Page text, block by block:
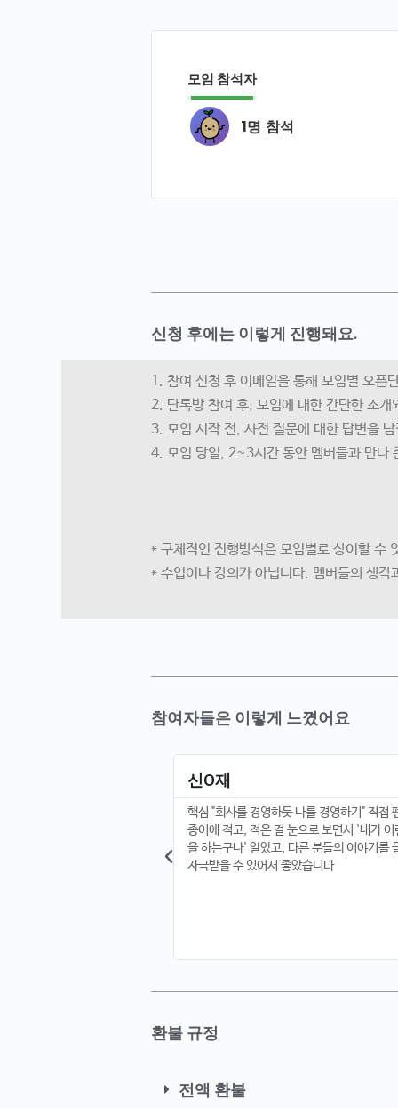
모임 참석자
1명 참석
신청 후에는 이렇게 진행돼요.
1. 참여 신청 후 이메일을 통해 모임별 오픈
2. 단톡방 참여 후, 모임에 대한 간단한 소
3. 모임 시작 전, 사전 질문에 대한 답변을
4. 모임 당일, 2~3시간 동안 멤버들과 만나
* 구체적인 진행방식은 모임별로 상이할 수
* 수업이나 강의가 아닙니다. 멤버들의 생
참여자들은 이렇게 느꼈어요
신O재
핵심 "회사를 경영하듯 나를 경영하기" 직접
종이에 적고, 적은 걸 눈으로 보면서 '내가 이
을 하는구나' 알았고, 다른 분들의 이야기를
자극받을 수 있어서 좋았습니다
환불 규정
전액 환불